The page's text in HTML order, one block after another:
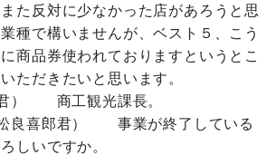
た反対に少なかった店があろうと思
種で構いませんが、ベスト５、こう
商品券使われておりますというとこ
ただきたいと思います。
） 商工観光課長。
良喜郎君） 事業が終了している
しいですか。